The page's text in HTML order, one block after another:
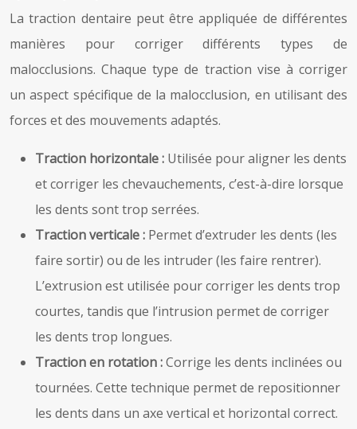
La traction dentaire peut être appliquée de différentes
manières pour corriger différents types de
malocclusions. Chaque type de traction vise à corriger
un aspect spécifique de la malocclusion, en utilisant des
forces et des mouvements adaptés.
Traction horizontale : Utilisée pour aligner les dents
et corriger les chevauchements, c’est-à-dire lorsque
les dents sont trop serrées.
Traction verticale : Permet d’extruder les dents (les
faire sortir) ou de les intruder (les faire rentrer).
L’extrusion est utilisée pour corriger les dents trop
courtes, tandis que l’intrusion permet de corriger
les dents trop longues.
Traction en rotation :Corrige les dents inclinées ou
tournées. Cette technique permet de repositionner
les dents dans un axe vertical et horizontal correct.